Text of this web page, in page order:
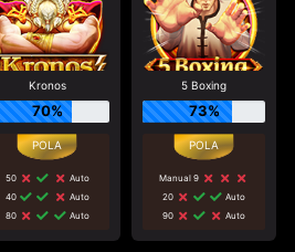
Kronos
70%
50
Auto
40
Auto
80
Auto
5 Boxing
73%
Manual 9
20
Auto
90
Auto